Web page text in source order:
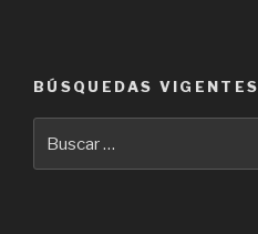
BÚSQUEDAS VIGENTES
por: